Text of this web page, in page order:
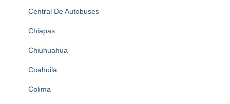
Central De Autobuses
Chiapas
Chiuhuahua
Coahuila
Colima